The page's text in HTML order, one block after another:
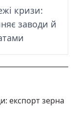
кризи:
заводи й
експорт зерна